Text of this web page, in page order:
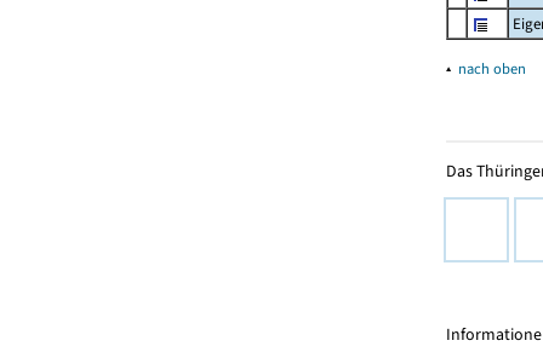
▴ nach oben
Das